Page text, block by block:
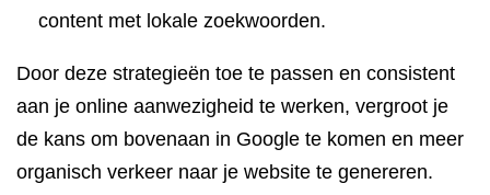
content met lokale zoekwoorden.
Door deze strategieën toe te passen en consistent
aan je online aanwezigheid te werken, vergroot je
de kans om bovenaan in Google te komen en meer
organisch verkeer naar je website te genereren.